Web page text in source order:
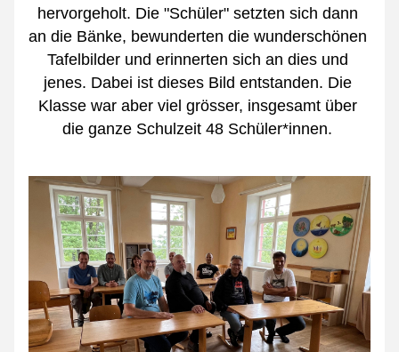
hervorgeholt. Die "Schüler" setzten sich dann
an die Bänke, bewunderten die wunderschönen
Tafelbilder und erinnerten sich an dies und
jenes. Dabei ist dieses Bild entstanden. Die
Klasse war aber viel grösser, insgesamt über
die ganze Schulzeit 48 Schüler*innen.